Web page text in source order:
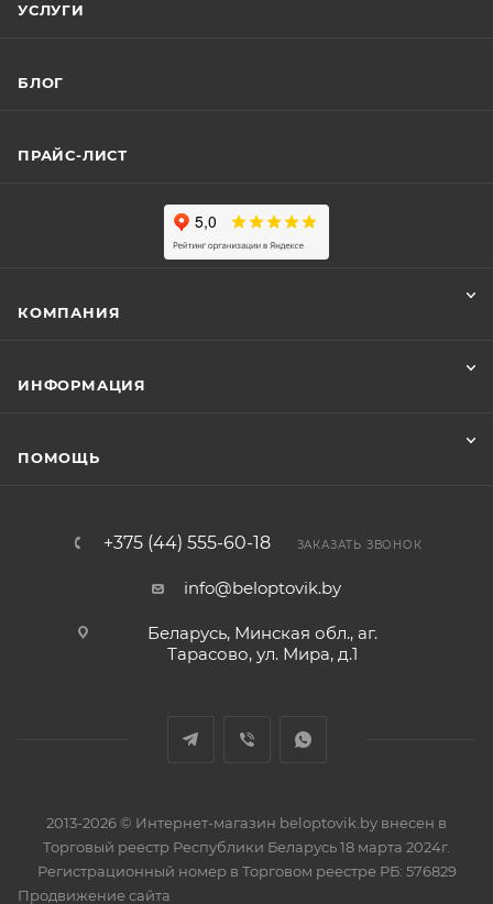
УСЛУГИ
БЛОГ
ПРАЙС-ЛИСТ
КОМПАНИЯ
ИНФОРМАЦИЯ
ПОМОЩЬ
+375 (44) 555-60-18 ЗАКАЗАТЬ ЗВОНОК
info@beloptovik.by
Беларусь, Минская обл., аг.
Тарасово, ул. Мира, д.1
2013-2026 © Интернет-магазин beloptovik.by внесен в
Торговый реестр Республики Беларусь 18 марта 2024г.
Регистрационный номер в Торговом реестре РБ: 576829
Продвижение сайта